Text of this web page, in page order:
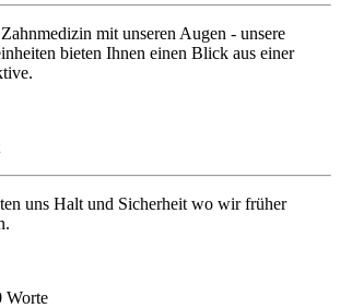
mit unseren Augen - unsere
bieten Ihnen einen Blick aus einer
uns Halt und Sicherheit wo wir früher
Worte